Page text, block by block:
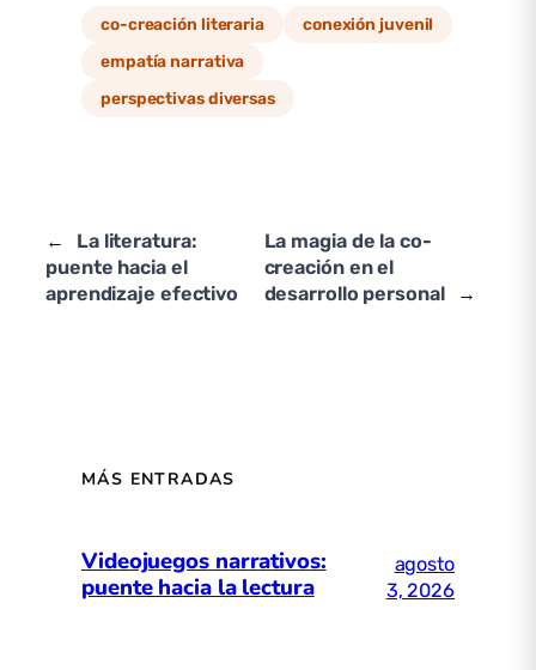
co-creación literaria
conexión juvenil
empatía narrativa
perspectivas diversas
←
La literatura:
puente hacia el
aprendizaje efectivo
La magia de la co-
creación en el
desarrollo personal
→
MÁS ENTRADAS
Videojuegos narrativos:
puente hacia la lectura
agosto
3, 2026